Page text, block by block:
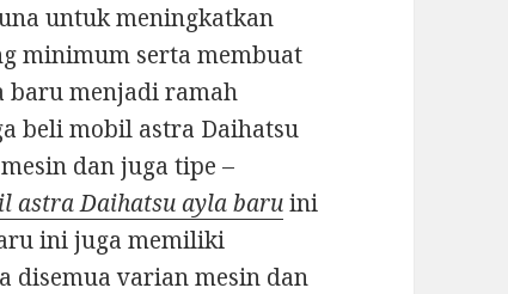
untuk meningkatkan
minimum serta membuat
baru menjadi ramah
beli mobil astra Daihatsu
dan juga tipe –
astra Daihatsu ayla baruini
ini juga memiliki
disemua varian mesin dan